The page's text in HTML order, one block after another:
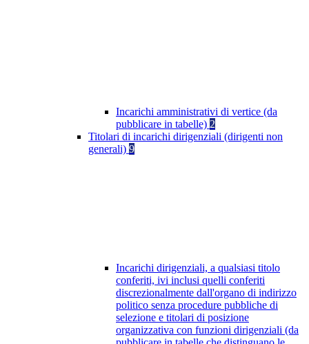
Incarichi amministrativi di vertice (da
pubblicare in tabelle) 2
Titolari di incarichi dirigenziali (dirigenti non
generali) 9
Incarichi dirigenziali, a qualsiasi titolo
conferiti, ivi inclusi quelli conferiti
discrezionalmente dall'organo di indirizzo
politico senza procedure pubbliche di
selezione e titolari di posizione
organizzativa con funzioni dirigenziali (da